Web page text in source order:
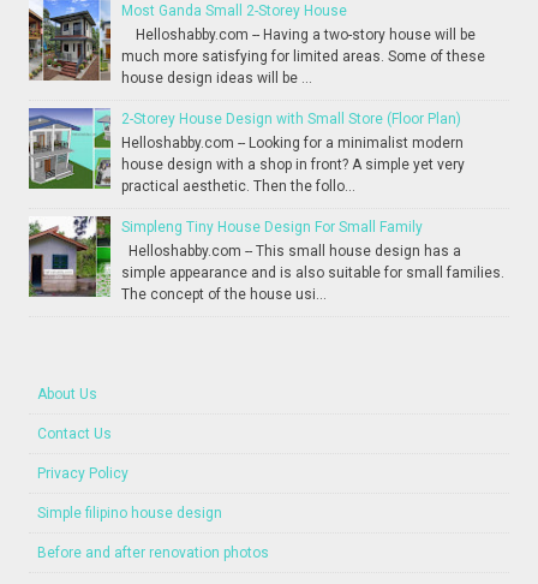
Most Ganda Small 2-Storey House
Helloshabby.com -- Having a two-story house will be
much more satisfying for limited areas. Some of these
house design ideas will be ...
2-Storey House Design with Small Store (Floor Plan)
Helloshabby.com -- Looking for a minimalist modern
house design with a shop in front? A simple yet very
practical aesthetic. Then the follo...
Simpleng Tiny House Design For Small Family
Helloshabby.com -- This small house design has a
simple appearance and is also suitable for small families.
The concept of the house usi...
About Us
Contact Us
Privacy Policy
Simple filipino house design
Before and after renovation photos